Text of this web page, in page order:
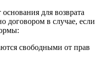
для возврата
договором в случае, если
свободными от прав